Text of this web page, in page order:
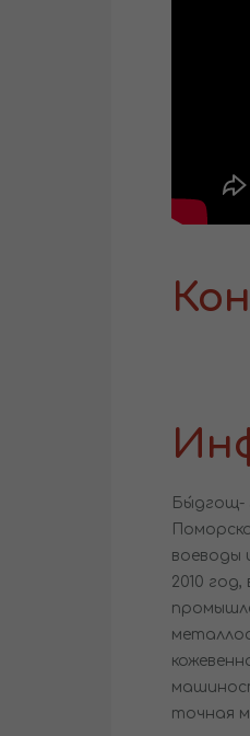
Бы́дгощ-
воеводы
2010
точная